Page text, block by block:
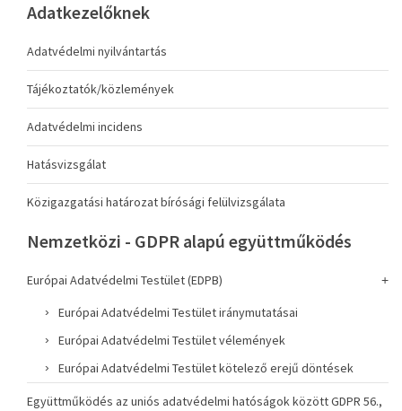
Adatkezelőknek
Adatvédelmi nyilvántartás
Tájékoztatók/közlemények
Adatvédelmi incidens
Hatásvizsgálat
Közigazgatási határozat bírósági felülvizsgálata
Nemzetközi - GDPR alapú együttműködés
Európai Adatvédelmi Testület (EDPB)
Európai Adatvédelmi Testület iránymutatásai
Európai Adatvédelmi Testület vélemények
Európai Adatvédelmi Testület kötelező erejű döntések
Együttműködés az uniós adatvédelmi hatóságok között GDPR 56.,